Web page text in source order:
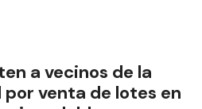
a vecinos de la
venta de lotes en